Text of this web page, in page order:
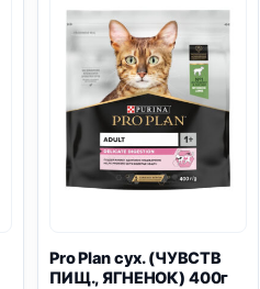
3кг
Pro Planсух. (ЧУВСТВ
ПИЩ., ЯГНЕНОК) 400г